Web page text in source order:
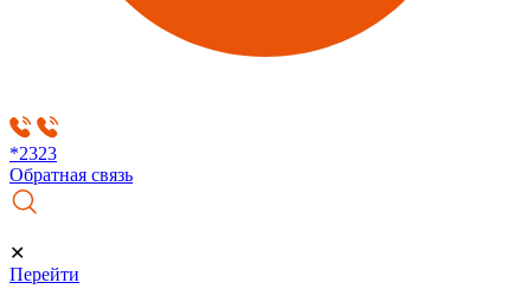
*2323
Обратная связь
✕
Перейти